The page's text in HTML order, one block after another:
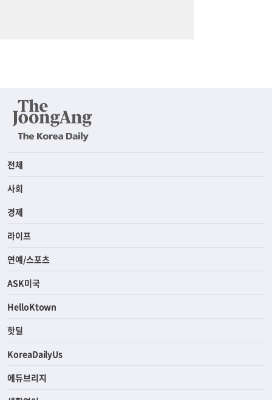
전체
사회
경제
라이프
연예/스포츠
ASK미국
HelloKtown
핫딜
KoreaDailyUs
에듀브리지